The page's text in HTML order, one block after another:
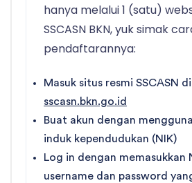
hanya melalui 1 (satu)
SSCASN BKN, yuk simak
pendaftarannya:
Masuk situs resmi SSCASN di
sscasn.bkn.go.id
Buat akun dengan
induk kependudukan (NIK)
Log in dengan memasukkan
username dan password